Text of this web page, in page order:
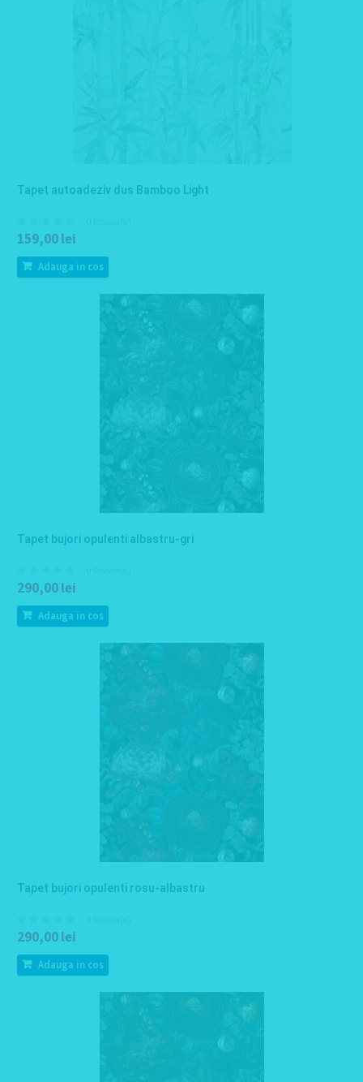
Tapet autoadeziv dus Bamboo Light
159,00 lei
Adauga in cos
Tapet bujori opulenti albastru-gri
290,00 lei
Adauga in cos
Tapet bujori opulenti rosu-albastru
290,00 lei
Adauga in cos